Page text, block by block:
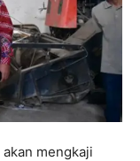
mengkaji